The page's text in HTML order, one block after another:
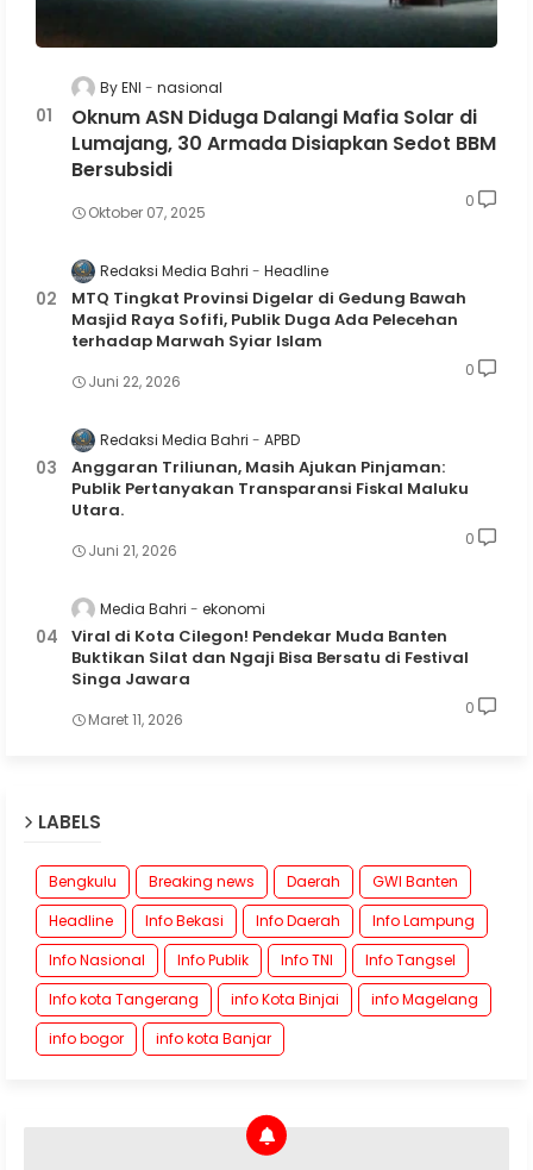
By ENI nasional
Oknum ASN Diduga Dalangi Mafia Solar di
Lumajang, 30 Armada Disiapkan Sedot BBM
Bersubsidi
Oktober 07, 2025
0
Redaksi Media Bahri Headline
MTQ Tingkat Provinsi Digelar di Gedung Bawah
Masjid Raya Sofifi, Publik Duga Ada Pelecehan
terhadap Marwah Syiar Islam
Juni 22, 2026
0
Redaksi Media Bahri APBD
Anggaran Triliunan, Masih Ajukan Pinjaman:
Publik Pertanyakan Transparansi Fiskal Maluku
Utara.
Juni 21, 2026
0
Media Bahri ekonomi
Viral di Kota Cilegon! Pendekar Muda Banten
Buktikan Silat dan Ngaji Bisa Bersatu di Festival
Singa Jawara
Maret 11, 2026
0
LABELS
Bengkulu Breaking news Daerah
GWI Banten
Headline
Info Bekasi Info Daerah
Info Lampung
Info Nasional
Info Publik Info TNI
Info Tangsel
Info kota Tangerang
info Kota Binjai
info Magelang
info bogor
info kota Banjar